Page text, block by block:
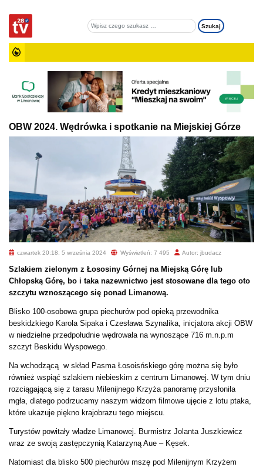
OBW 2024. Wędrówka i spotkanie na Miejskiej Górze
czwartek 20:18, 5 września 2024 Wyświetleń: 7 495 Autor: jbudacz
Szlakiem zielonym z Łososiny Górnej na Miejską Górę lub
Chłopską Górę, bo i taka nazewnictwo jest stosowane dla tego oto
szczytu wznoszącego się ponad Limanową.
Blisko 100-osobowa grupa piechurów pod opieką przewodnika
beskidzkiego Karola Sipaka i Czesława Szynalika, inicjatora akcji OBW
w niedzielne przedpołudnie wędrowała na wynoszące 716 m.n.p.m
szczyt Beskidu Wyspowego.
Na wchodzącą w skład Pasma Łosoisńskiego górę można się było
również wspiąć szlakiem niebieskim z centrum Limanowej. W tym dniu
rozciągającą się z tarasu Milenijnego Krzyża panoramę przysłoniła
mgła, dlatego podrzucamy naszym widzom filmowe ujęcie z lotu ptaka,
które ukazuje piękno krajobrazu tego miejscu.
Turystów powitały władze Limanowej. Burmistrz Jolanta Juszkiewicz
wraz ze swoją zastępczynią Katarzyną Aue – Kęsek.
Natomiast dla blisko 500 piechurów mszę pod Milenijnym Krzyżem